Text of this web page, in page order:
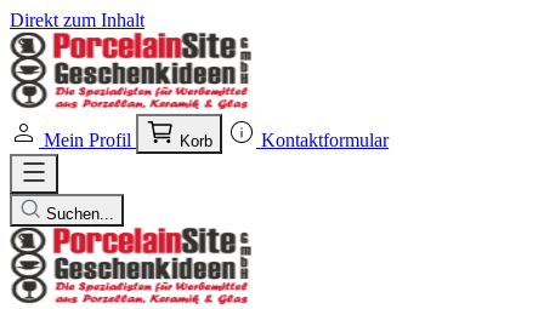
Direkt zum Inhalt
Mein Profil Korb Kontaktformular
Suchen...